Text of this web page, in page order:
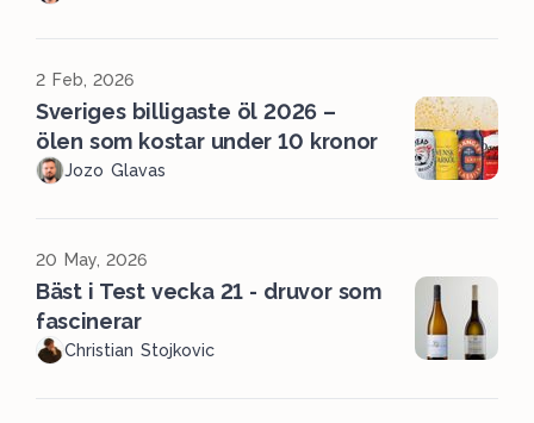
2 Feb, 2026
Sveriges billigaste öl 2026 –
ölen som kostar under 10 kronor
Jozo Glavas
20 May, 2026
Bäst i Test vecka 21 - druvor som
fascinerar
Christian Stojkovic